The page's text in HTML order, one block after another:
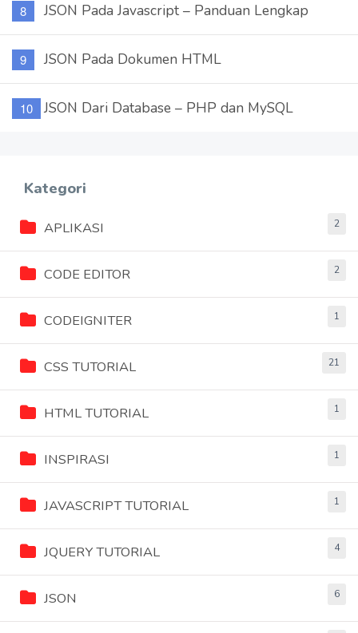
JSON Pada Javascript – Panduan Lengkap
JSON Pada Dokumen HTML
JSON Dari Database – PHP dan MySQL
Kategori
APLIKASI 2
CODE EDITOR 2
CODEIGNITER 1
CSS TUTORIAL 21
HTML TUTORIAL 1
INSPIRASI 1
JAVASCRIPT TUTORIAL 1
JQUERY TUTORIAL 4
JSON 6